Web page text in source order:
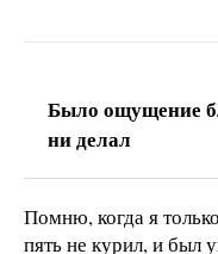
Было ощущение
ни делал
Помню, когда я
пять не курил, и был